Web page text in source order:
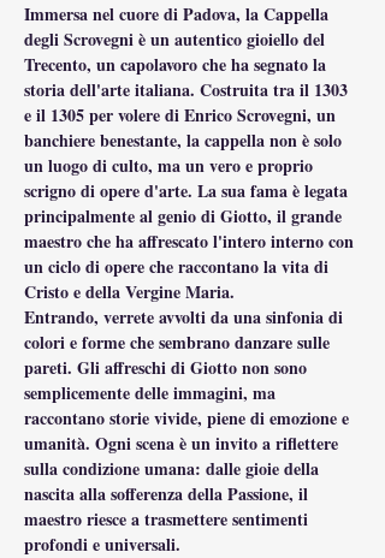
Immersa nel cuore di Padova, la Cappella
degli Scrovegni è un autentico gioiello del
Trecento, un capolavoro che ha segnato la
storia dell'arte italiana. Costruita tra il 1303
e il 1305 per volere di Enrico Scrovegni, un
banchiere benestante, la cappella non è solo
un luogo di culto, ma un vero e proprio
scrigno di opere d'arte. La sua fama è legata
principalmente al genio di Giotto, il grande
maestro che ha affrescato l'intero interno con
un ciclo di opere che raccontano la vita di
Cristo e della Vergine Maria.
Entrando, verrete avvolti da una sinfonia di
colori e forme che sembrano danzare sulle
pareti. Gli affreschi di Giotto non sono
semplicemente delle immagini, ma
raccontano storie vivide, piene di emozione e
umanità. Ogni scena è un invito a riflettere
sulla condizione umana: dalle gioie della
nascita alla sofferenza della Passione, il
maestro riesce a trasmettere sentimenti
profondi e universali.